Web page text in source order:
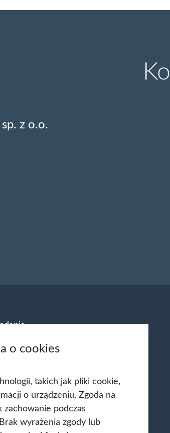
z o.o.
USG Doppler Tętnic szyjnych
USG tarczycy
Biopsja kanału szyjki macicy
Cytologia płynna cienkowarstwowa (LBC
USG ginekologiczne
o cookies
takich jak pliki cookie,
o urządzeniu. Zgoda na
podczas
wyrażenia zgody lub